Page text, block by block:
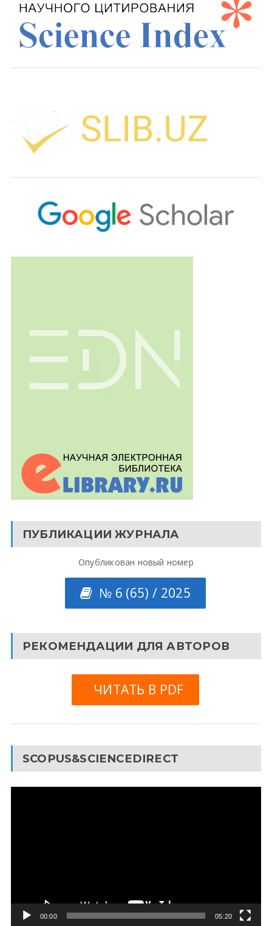
ПУБЛИКАЦИИ ЖУРНАЛА
Опубликован новый номер
№ 6 (65) / 2025
РЕКОМЕНДАЦИИ ДЛЯ АВТОРОВ
ЧИТАТЬ В PDF
SCOPUS&SCIENCEDIRECT
00:00 05:20